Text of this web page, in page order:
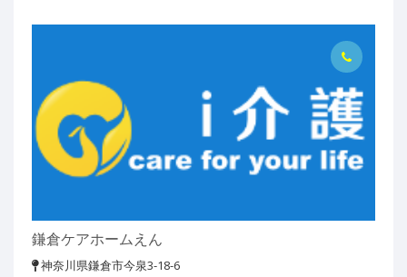
鎌倉ケアホームえん
神奈川県鎌倉市今泉3-18-6